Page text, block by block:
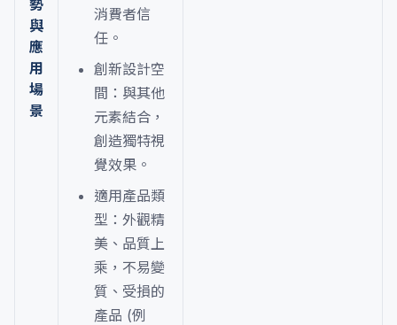
勢
與
應
用
場
景
消費者信
任。
創新設計空
間：與其他
元素結合，
創造獨特視
覺效果。
適用產品類
型：外觀精
美、品質上
乘，不易變
質、受損的
產品 (例